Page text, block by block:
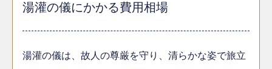
湯灌の儀にかかる費用相場
湯灌の儀は、故人の尊厳を守り、清らかな姿で旅立